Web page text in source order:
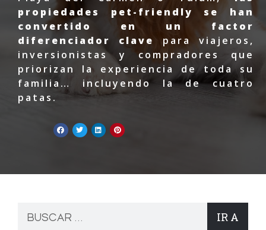
propiedades pet-friendly se han
convertido en un factor
diferenciador clave
para viajeros,
inversionistas y compradores que
priorizan la experiencia de toda su
familia… incluyendo la de cuatro
patas.
IR A